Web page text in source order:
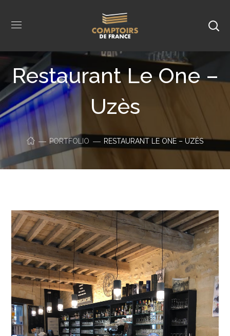
Restaurant Le One –
Uzès
PORTFOLIO RESTAURANT LE ONE – UZÈS